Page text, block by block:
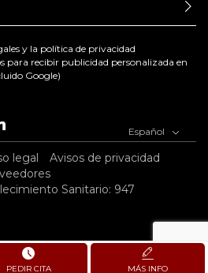
y la política de privacidad
para recibir publicidad personalizada en
Google)
Youtube Español
legal
Avisos de privacidad
Sanitario: 947
PEDIR CITA MÁS INFO